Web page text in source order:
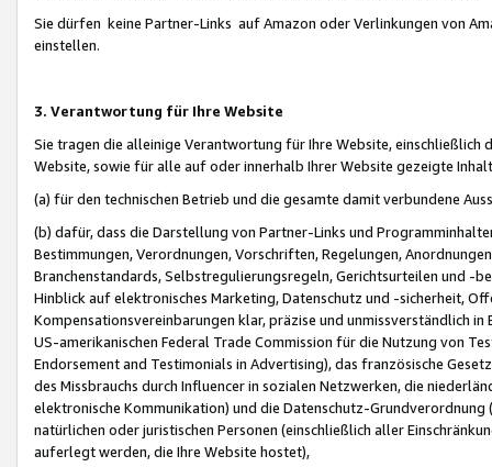
Sie dürfen keine Partner-Links auf Amazon oder Verlinkungen von
einstellen.
3. Verantwortung für Ihre Website
Sie tragen die alleinige Verantwortung für Ihre Website,
Website, sowie für alle auf oder innerhalb Ihrer Website gezeigte
(a) für den technischen Betrieb und die gesamte damit verbundene
(b) dafür, dass die Darstellung von Partner-Links und
Bestimmungen, Verordnungen, Vorschriften, Regelungen,
Branchenstandards, Selbstregulierungsregeln, Gerichtsurteilen und -
Hinblick auf elektronisches Marketing, Datenschutz und -sicherheit,
Kompensationsvereinbarungen klar, präzise und unmissverständlich
US-amerikanischen Federal Trade Commission für die Nutzung von
Endorsement and Testimonials in Advertising), das französische
des Missbrauchs durch Influencer in sozialen Netzwerken, die
elektronische Kommunikation) und die Datenschutz-
natürlichen oder juristischen Personen (einschließlich aller
auferlegt werden, die Ihre Website hostet),